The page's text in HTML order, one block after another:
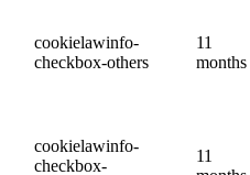
cookielawinfo-
checkbox-others
11
months
cookielawinfo-
checkbox-
11